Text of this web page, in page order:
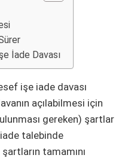
İade Davası
işe iade davası
açılabilmesi için
gereken) şartlar
talebinde
tamamını